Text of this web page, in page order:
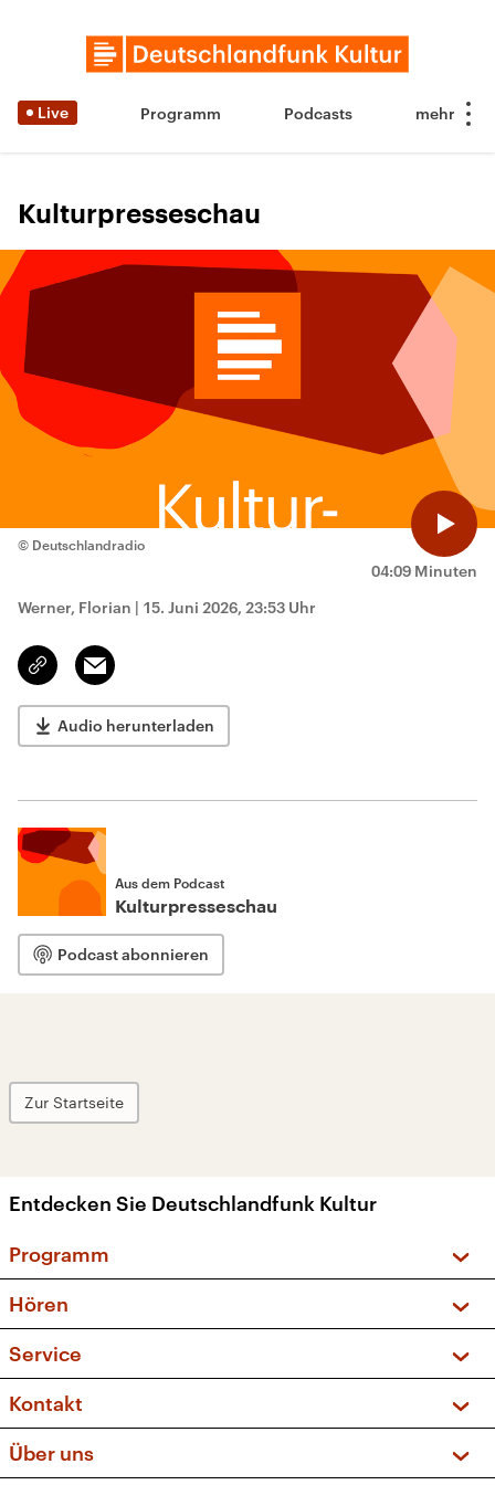
Live Programm Podcasts
Kulturpresseschau
04:09 Minuten
© Deutschlandradio
Werner, Florian | 15. Juni 2026, 23:53 Uhr
Link
kopieren/teilen
Email
Audio herunterladen
Aus dem Podcast
Kulturpresseschau
Podcast abonnieren
Zur Startseite
Entdecken Sie Deutschlandfunk Kultur
Programm
Sendungen und Podcasts
Musikliste
Kakadu – Das Kinderprogramm
Hören
Frequenzen (UKW + DAB+)
Service
FAQ
Apps
Newsletter
Kontakt
Social Media
Über uns